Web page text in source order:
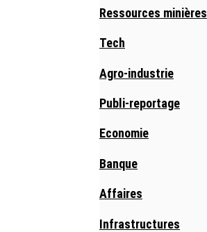
Ressources minières
Tech
Agro-industrie
Publi-reportage
Economie
Banque
Affaires
Infrastructures